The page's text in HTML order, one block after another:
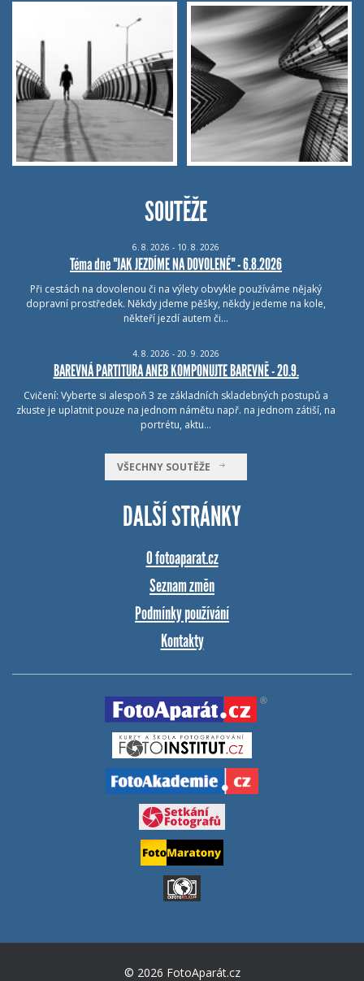
SOUTĚŽE
6. 8. 2026 - 10. 8. 2026
Téma dne "JAK JEZDÍME NA DOVOLENÉ" - 6.8.2026
Při cestách na dovolenou či na výlety obvykle používáme nějaký
dopravní prostředek. Někdy jdeme pěšky, někdy jedeme na kole,
někteří jezdí autem či…
4. 8. 2026 - 20. 9. 2026
BAREVNÁ PARTITURA ANEB KOMPONUJTE BAREVNĚ - 20.9.
Cvičení: Vyberte si alespoň 3 ze základních skladebných postupů a
zkuste je uplatnit pouze na jednom námětu např. na jednom zátiší, na
portrétu, aktu…
VŠECHNY SOUTĚŽE
DALŠÍ STRÁNKY
O fotoaparat.cz
Seznam změn
Podmínky používání
Kontakty
© 2026 FotoAparát.cz